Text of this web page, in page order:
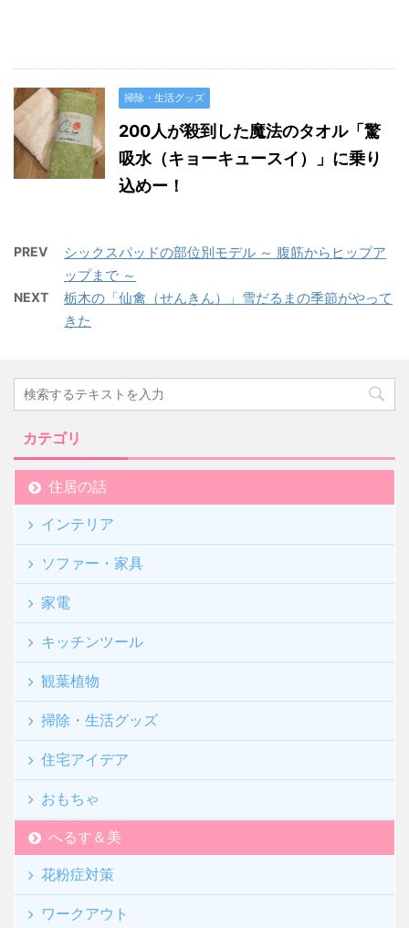
掃除・生活グッズ
200人が殺到した魔法のタオル「驚
吸水（キョーキュースイ）」に乗り
込めー！
PREV
シックスパッドの部位別モデル ～ 腹筋からヒップア
ップまで ～
NEXT
栃木の「仙禽（せんきん）」雪だるまの季節がやって
きた
カテゴリ
住居の話
インテリア
ソファー・家具
家電
キッチンツール
観葉植物
掃除・生活グッズ
住宅アイデア
おもちゃ
へるす＆美
花粉症対策
ワークアウト